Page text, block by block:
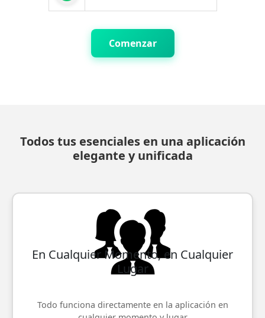
Comenzar
Todos tus esenciales en una aplicación
elegante y unificada
En Cualquier Momento, en Cualquier
Lugar
Todo funciona directamente en la aplicación en